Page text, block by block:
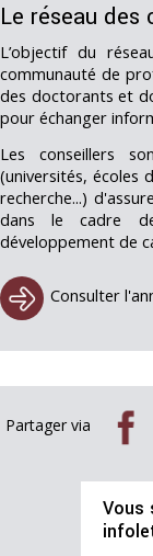
Le réseau des
L’objectif du
communauté de
des doctorants et
pour échanger
Les conseillers
(universités, écoles
recherche...)
dans le cadre
développement de
Consulter
Partager via
Vous